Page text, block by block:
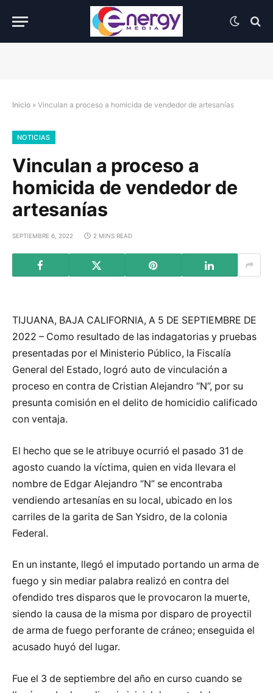
Inicio » Vinculan a proceso a homicida de vendedor de artesanías
NOTICIAS
Vinculan a proceso a
homicida de vendedor de
artesanías
SEPTIEMBRE 6, 2022 2 MINS READ
TIJUANA, BAJA CALIFORNIA, A 5 DE SEPTIEMBRE DE
2022 – Como resultado de las indagatorias y pruebas
presentadas por el Ministerio Público, la Fiscalía
General del Estado, logró auto de vinculación a
proceso en contra de Cristian Alejandro “N”, por su
presunta comisión en el delito de homicidio calificado
con ventaja.
El hecho que se le atribuye ocurrió el pasado 31 de
agosto cuando la víctima, quien en vida llevara el
nombre de Edgar Alejandro “N” se encontraba
vendiendo artesanías en su local, ubicado en los
carriles de la garita de San Ysidro, de la colonia
Federal.
En un instante, llegó el imputado portando un arma de
fuego y sin mediar palabra realizó en contra del
ofendido tres disparos que le provocaron la muerte,
siendo la causa de la misma por disparo de proyectil
de arma de fuego perforante de cráneo; enseguida el
acusado huyó del lugar.
Fue el 3 de septiembre del año en curso cuando se